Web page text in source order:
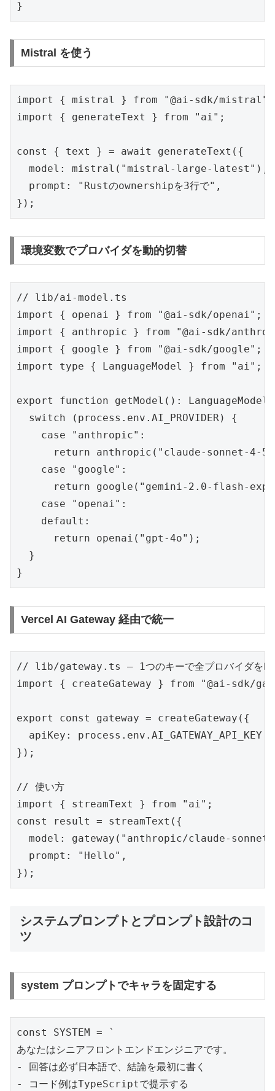
}
Mistral を使う
import { mistral } from "@ai-sdk/mistral";
import { generateText } from "ai";
const { text } = await generateText({
  model: mistral("mistral-large-latest"),
  prompt: "Rustのownershipを3行で",
});
環境変数でプロバイダを動的切替
// lib/ai-model.ts
import { openai } from "@ai-sdk/openai";
import { anthropic } from "@ai-sdk/
import { google } from "@ai-sdk/google";
import type { LanguageModel } from "ai";
export function getModel(): LanguageModel
  switch (process.env.AI_PROVIDER) {
    case "anthropic":
return anthropic("claude-sonnet-4-
    case "google":
return google("gemini-2.0-flash-
    case "openai":
    default:
      return openai("gpt-4o");
  }
}
Vercel AI Gateway 経由で統一
// lib/gateway.ts — 1つのキーで全プロバイダを叩
import { createGateway } from "@ai-sdk/
export const gateway = createGateway({
  apiKey: process.env.AI_GATEWAY_API_KEY!,
});
// 使い方
import { streamText } from "ai";
const result = streamText({
model: gateway("anthropic/claude-
  prompt: "Hello",
});
システムプロンプトとプロンプト設計のコ
ツ
system プロンプトでキャラを固定する
const SYSTEM = `
あなたはシニアフロントエンドエンジニアです。
- 回答は必ず日本語で、結論を最初に書く
- コード例はTypeScriptで提示する